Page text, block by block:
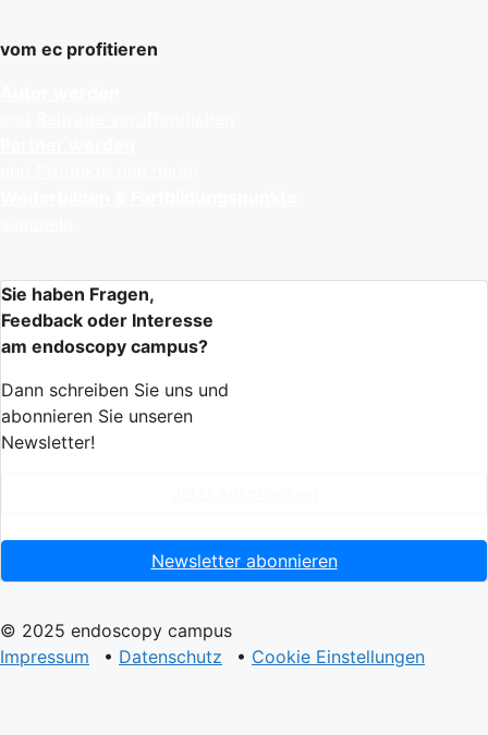
vom ec profitieren
Sie haben Fragen,
Feedback oder Interesse
am endoscopy campus?
Dann schreiben Sie uns und
abonnieren Sie unseren
Newsletter!
Newsletter abonnieren
© 2025 endoscopy campus
Impressum
• Datenschutz • Cookie Einstellungen